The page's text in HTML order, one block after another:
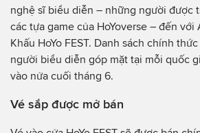
nghệ sĩ biểu diễn – những người được
các tựa game của HoYoverse – đến với
Khấu HoYo FEST. Danh sách chính
người biểu diễn góp mặt tại mỗi quốc
vào nửa cuối tháng 6.
Vé sắp được mở bán